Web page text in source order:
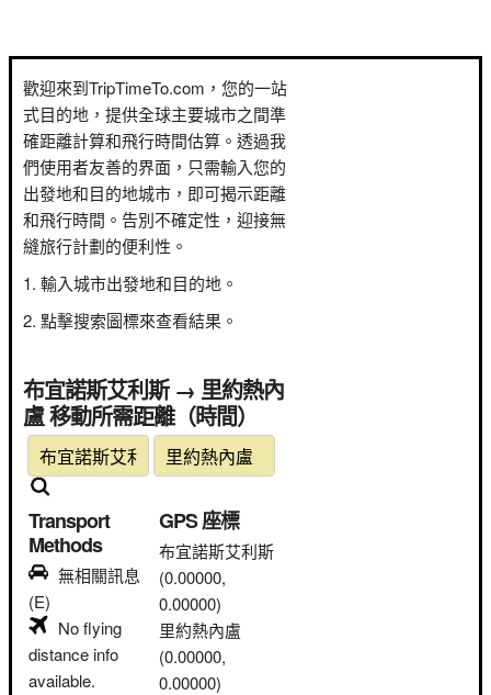
歡迎來到TripTimeTo.com，您的一站
式目的地，提供全球主要城市之間準
確距離計算和飛行時間估算。透過我
們使用者友善的界面，只需輸入您的
出發地和目的地城市，即可揭示距離
和飛行時間。告別不確定性，迎接無
縫旅行計劃的便利性。
輸入城市出發地和目的地。
點擊搜索圖標來查看結果。
布宜諾斯艾利斯 → 里約熱內
盧 移動所需距離（時間）
Transport
Methods
無相關訊息
(E)
No flying
distance info
available.
GPS 座標
布宜諾斯艾利斯
(0.00000,
0.00000)
里約熱內盧
(0.00000,
0.00000)